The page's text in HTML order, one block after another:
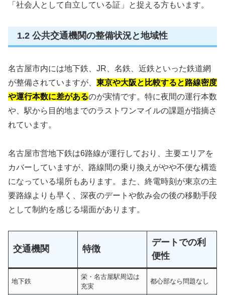
「社会人として自立している証」と捉える方もいます。
1.2 公共交通機関の整備状況と地域性
名古屋市内には地下鉄、JR、名鉄、近鉄といった鉄道網
が整備されていますが、 東京や大阪と比較すると路線密度
や運行本数に差があるのが実情です。特に夜間の運行本数
や、駅から目的地までのラストワンマイルの課題が指摘さ
れています。
名古屋市営地下鉄は6路線が運行しており、主要エリアを
カバーしていますが、路線間の乗り換えがやや不便な構造
になっている場所もあります。また、終電時刻が東京の主
要路線よりも早く、深夜のデートや飲み会の後の移動手段
として制約を感じる場面があります。
交通機関 特徴
デートでの利
便性
地下鉄
栄・名古屋駅周辺は
充実
都心部なら問題なし